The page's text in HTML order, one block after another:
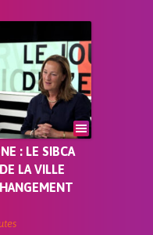
: LE SIBCA
LA VILLE